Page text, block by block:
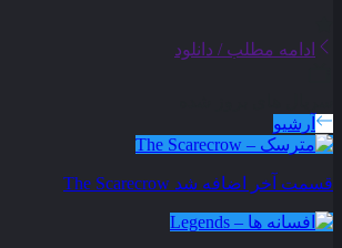
ادامه مطلب / دانلود
آرشیو
قسمت آخر اضافه شد The Scarecrow